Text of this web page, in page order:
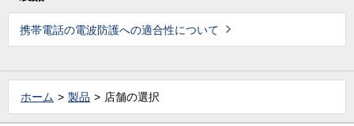
携帯電話の電波防護への適合性について
ホーム 製品 店舗の選択